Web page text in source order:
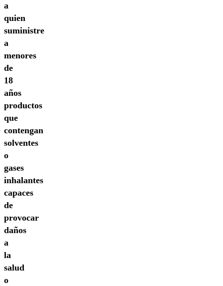
a
quien
suministre
a
menores
de
18
años
productos
que
contengan
solventes
o
gases
inhalantes
capaces
de
provocar
daños
a
la
salud
o